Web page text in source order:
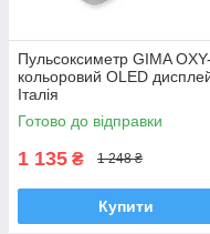
Пульсоксиметр GIMA
кольоровий OLED
Італія
Готово до відправки
1 135 ₴ 1 248 ₴
Купити